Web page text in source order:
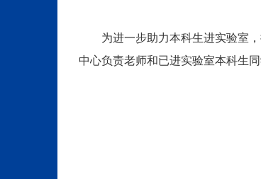
为进一步助力本科生进实验室
中心负责老师和已进实验室本科生